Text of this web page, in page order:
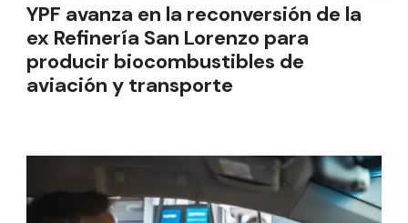
YPF avanza en la reconversión de la
ex Refinería San Lorenzo para
producir biocombustibles de
aviación y transporte